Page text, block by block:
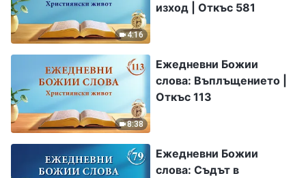
4:16
изход | Откъс 581
8:38
Ежедневни Божии
слова: Въплъщението |
Откъс 113
Ежедневни Божии
слова: Съдът в